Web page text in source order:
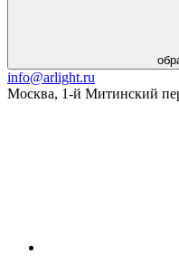
info@arlight.ru
Москва, 1-й Митинский